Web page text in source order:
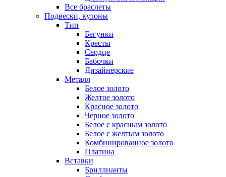
Все браслеты
Подвески, кулоны
Тип
Бегунки
Кресты
Сердце
Бабочки
Дизайнерские
Металл
Белое золото
Желтое золото
Красное золото
Черное золото
Белое с красным золото
Белое с желтым золото
Комбинированное золото
Платина
Вставки
Бриллианты